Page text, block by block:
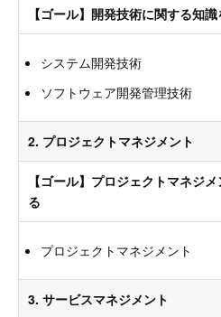
【ゴール】開発技術に関する知
システム開発技術
ソフトウェア開発管理技術
2. プロジェクトマネジメント
【ゴール】プロジェクトマネジ
る
プロジェクトマネジメント
3. サービスマネジメント